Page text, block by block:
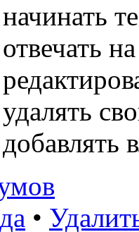
начинать
отвечать
удалять
добавлять
•